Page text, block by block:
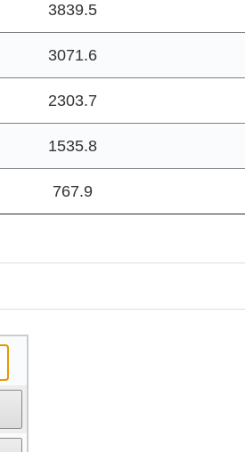
3839.5
3071.6
2303.7
1535.8
767.9